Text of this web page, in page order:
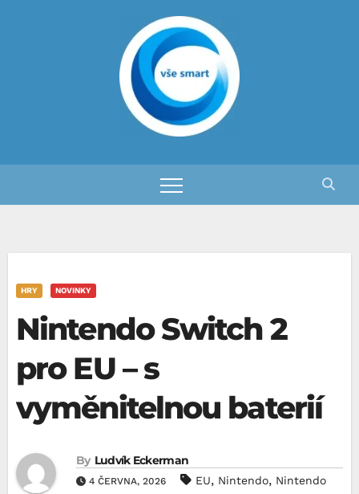
HRY NOVINKY
Nintendo Switch 2
pro EU – s
vyměnitelnou baterií
By Ludvík Eckerman
4 ČERVNA, 2026 EU, Nintendo, Nintendo